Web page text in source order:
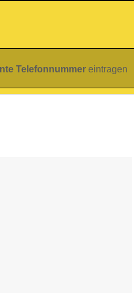
Telefonnummer eintragen